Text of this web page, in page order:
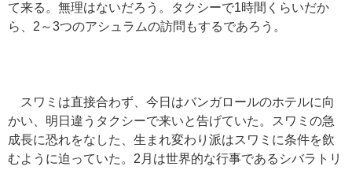
て来る。無理はないだろう。タクシーで1時間くらいだか
ら、2～3つのアシュラムの訪問もするであろう。
スワミは直接合わず、今日はバンガロールのホテルに向
かい、明日違うタクシーで来いと告げていた。スワミの急
成長に恐れをなした、生まれ変わり派はスワミに条件を飲
むように迫っていた。2月は世界的な行事であるシバラトリ